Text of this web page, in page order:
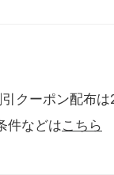
クーポン配布
件などはこちら